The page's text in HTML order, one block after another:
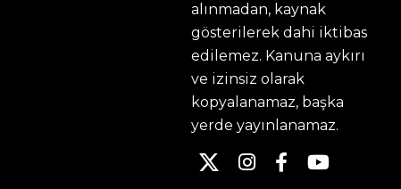
alınmadan, kaynak
gösterilerek dahi iktibas
edilemez. Kanuna aykırı
ve izinsiz olarak
kopyalanamaz, başka
yerde yayınlanamaz.